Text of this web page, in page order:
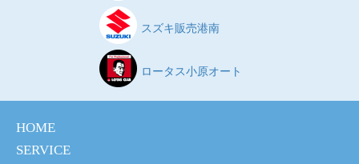
スズキ販売港南
ロータス小原オート
HOME
SERVICE